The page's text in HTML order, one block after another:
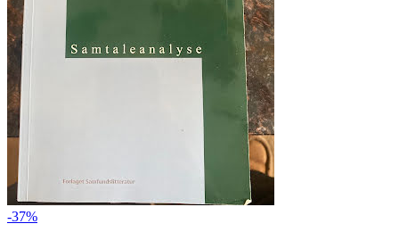
-37%